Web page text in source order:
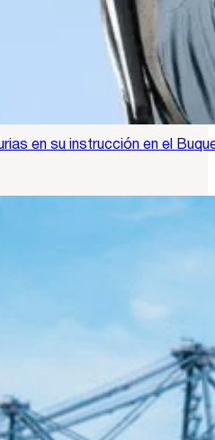
en su instrucción en el